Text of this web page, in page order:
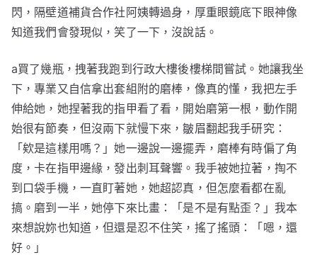
閃，隔壁道補貨合作社阿姨轉過身，厚重眼鏡底下眼神像
知道我們會發現似，笑了一下，沒說話。
a買了幾瓶，拽著我跑到行政大樓後樓梯間嘗試。她讓我坐
下，專業又自信拿出套組附的磨棒，像真的懂，我把左手
伸給她，她捏著我的指甲看了看，開始磨第一根，動作開
始很有節奏，但沒兩下就慢下來，皺眉翻起我手研究：
「欸是這樣用嗎？」她一邊說一邊擺弄，磨棒有時偏了角
度，卡在指甲邊緣，發出刺耳聲響。我手被她拉著，掏不
到口袋手機，一直盯著她，她超認真，但怎麼看都在亂
搞。磨到一半，她停下來比畫：「是不是有點歪？」我本
來想說妳也知道，但還是忍不住笑，搖了搖頭：「嗯，還
好。」